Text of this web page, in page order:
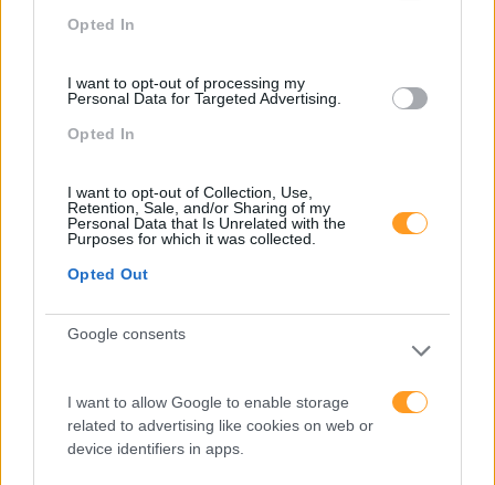
Opted In
I want to opt-out of processing my
Personal Data for Targeted Advertising.
Opted In
I want to opt-out of Collection, Use,
Retention, Sale, and/or Sharing of my
Personal Data that Is Unrelated with the
Purposes for which it was collected.
Opted Out
Google consents
I want to allow Google to enable storage
related to advertising like cookies on web or
device identifiers in apps.
Pesquisa
Categorias Blog
Aprendizagem